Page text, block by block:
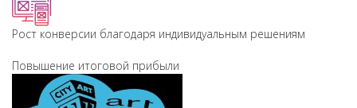
Рост конверсии благодаря индивидуальным решениям
Повышение итоговой прибыли